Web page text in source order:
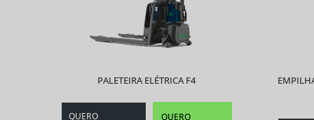
PALETEIRA ELÉTRICA F4
QUERO
QUERO